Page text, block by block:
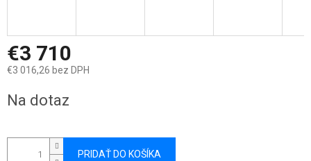
€3 710
€3 016,26 bez DPH
cena:
Na dotaz
PRIDAŤ DO KOŠÍKA